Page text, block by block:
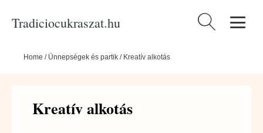
Tradiciocukraszat.hu Keresés:
Home / Ünnepségek és partik / Kreatív alkotás
Kreatív alkotás